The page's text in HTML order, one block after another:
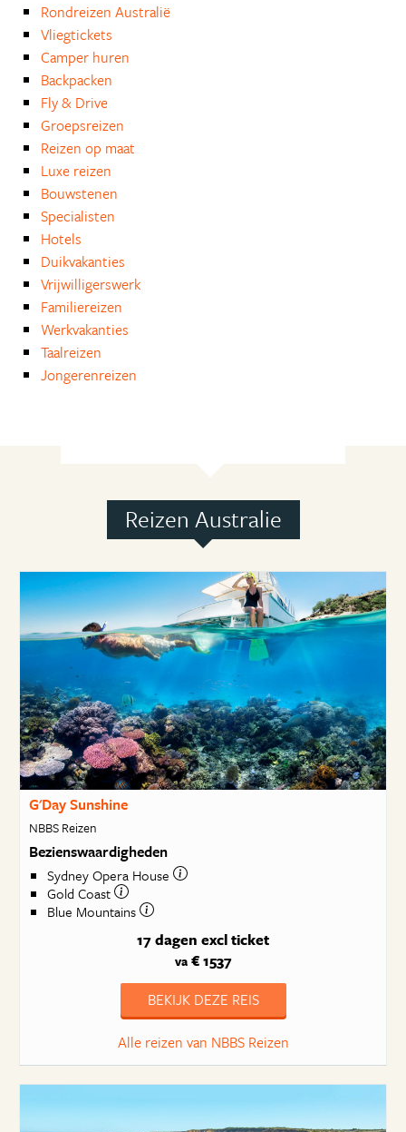
Rondreizen Australië
Vliegtickets
Camper huren
Backpacken
Fly & Drive
Groepsreizen
Reizen op maat
Luxe reizen
Bouwstenen
Specialisten
Hotels
Duikvakanties
Vrijwilligerswerk
Familiereizen
Werkvakanties
Taalreizen
Jongerenreizen
Reizen Australie
G'Day Sunshine
NBBS Reizen
Bezienswaardigheden
Sydney Opera House
Gold Coast
Blue Mountains
17 dagen excl ticket
va€ 1537
BEKIJK DEZE REIS
Alle reizen van NBBS Reizen